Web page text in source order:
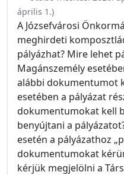
április 1.)
A Józsefvárosi
meghirdeti
pályázhat? Mire lehet
Magánszemély
alábbi dokumentumot
esetében a pályázat
dokumentumokat kell
benyújtani a
esetén a pályázathoz
dokumentumokat
kérjük megjelölni a